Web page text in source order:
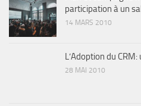
participation à un
14 MARS 2010
L’Adoption du
28 MAI 2010